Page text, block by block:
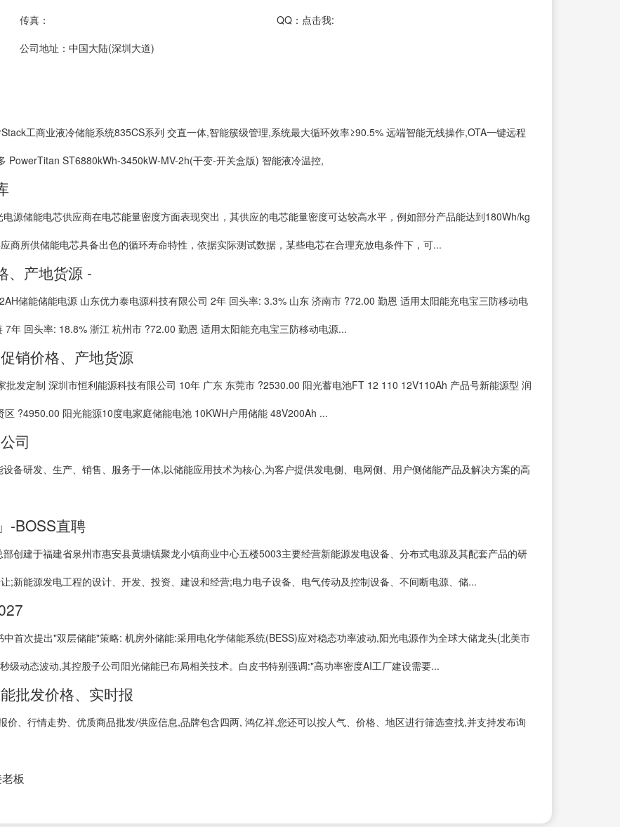
传真： QQ： 点击我:
公司地址：中国大陆(深圳大道)
工商业液冷储能系统835CS系列 交直一体,智能簇级管理,系统最大循环效率≥90.5% 远端智能无线操作,OTA一键远程
PowerTitan ST6880kWh-3450kW-MV-2h(干变-开关盒版) 智能液冷温控,
源储能电芯供应商在电芯能量密度方面表现突出，其供应的电芯能量密度可达较高水平，例如部分产品能达到180Wh/kg
商所供储能电芯具备出色的循环寿命特性，依据实际测试数据，某些电芯在合理充放电条件下，可...
、产地货源 -
储能储能电源 山东优力泰电源科技有限公司 2年 回头率: 3.3% 山东 济南市 ?72.00 勤恩 适用太阳能充电宝三防移动电
年 回头率: 18.8% 浙江 杭州市 ?72.00 勤恩 适用太阳能充电宝三防移动电源...
销价格、产地货源
发定制 深圳市恒利能源科技有限公司 10年 广东 东莞市 ?2530.00 阳光蓄电池FT 12 110 12V110Ah 产品号新能源型 润
?4950.00 阳光能源10度电家庭储能电池 10KWH户用储能 48V200Ah ...
司
备研发、生产、销售、服务于一体,以储能应用技术为核心,为客户提供发电侧、电网侧、用户侧储能产品及解决方案的高
-BOSS直聘
创建于福建省泉州市惠安县黄塘镇聚龙小镇商业中心五楼5003主要经营新能源发电设备、分布式电源及其配套产品的研
;新能源发电工程的设计、开发、投资、建设和经营;电力电子设备、电气传动及控制设备、不间断电源、储...
首次提出"双层储能"策略: 机房外储能:采用电化学储能系统(BESS)应对稳态功率波动,阳光电源作为全球大储龙头(北美市
级动态波动,其控股子公司阳光储能已布局相关技术。白皮书特别强调:"高功率密度AI工厂建设需要...
批发价格、实时报
、行情走势、优质商品批发/供应信息,品牌包含四两, 鸿亿祥,您还可以按人气、价格、地区进行筛选查找,并支持发布询
板